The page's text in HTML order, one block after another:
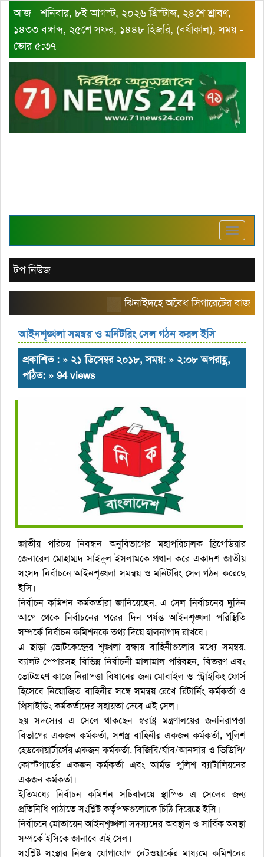
আজ - শনিবার, ৮ই আগস্ট, ২০২৬ খ্রিস্টাব্দ, ২৪শে শ্রাবণ,
১৪৩৩ বঙ্গাব্দ, ২৫শে সফর, ১৪৪৮ হিজরি, (বর্ষাকাল), সময় -
ভোর ৫:৩৭
Toggle
টপ নিউজ
ঝিনাইদহে অবৈধ সিগারেটের বাজার
আইনশৃঙ্খলা সমন্বয় ও মনিটরিং সেল গঠন করল ইসি
প্রকাশিত : » ২১ ডিসেম্বর ২০১৮, সময়: » ২:০৮ অপরাহ্ণ,
পঠিত: » 94 views
জাতীয় পরিচয় নিবন্ধন অনুবিভাগের মহাপরিচালক ব্রিগেডিয়ার
জেনারেল মোহাম্মদ সাইদুল ইসলামকে প্রধান করে একাদশ জাতীয়
সংসদ নির্বাচনে আইনশৃঙ্খলা সমন্বয় ও মনিটরিং সেল গঠন করেছে
ইসি।
নির্বাচন কমিশন কর্মকর্তারা জানিয়েছেন, এ সেল নির্বাচনের দুদিন
আগে থেকে নির্বাচনের পরের দিন পর্যন্ত আইনশৃঙ্খলা পরিস্থিতি
সম্পর্কে নির্বাচন কমিশনকে তথ্য দিয়ে হালনাগাদ রাখবে।
এ ছাড়া ভোটকেন্দ্রের শৃঙ্খলা রক্ষায় বাহিনীগুলোর মধ্যে সমন্বয়,
ব্যালট পেপারসহ বিভিন্ন নির্বাচনী মালামাল পরিবহন, বিতরণ এবং
ভোটগ্রহণ কাজে নিরাপত্তা বিধানের জন্য মোবাইল ও স্ট্রাইকিং ফোর্স
হিসেবে নিয়োজিত বাহিনীর সঙ্গে সমন্বয় রেখে রিটার্নিং কর্মকর্তা ও
প্রিসাইডিং কর্মকর্তাদের সহায়তা দেবে এই সেল।
ছয় সদস্যের এ সেলে থাকছেন স্বরাষ্ট্র মন্ত্রণালয়ের জননিরাপত্তা
বিভাগের একজন কর্মকর্তা, সশস্ত্র বাহিনীর একজন কর্মকর্তা, পুলিশ
হেডকোয়ার্টার্সের একজন কর্মকর্তা, বিজিবি/র্যাব/আনসার ও ভিডিপি/
কোস্টগার্ডের একজন কর্মকর্তা এবং আর্মড পুলিশ ব্যাটালিয়নের
একজন কর্মকর্তা।
ইতিমধ্যে নির্বাচন কমিশন সচিবালয়ে স্থাপিত এ সেলের জন্য
প্রতিনিধি পাঠাতে সংশ্লিষ্ট কর্তৃপক্ষগুলোকে চিঠি দিয়েছে ইসি।
নির্বাচনে মোতায়েন আইনশৃঙ্খলা সদস্যদের অবস্থান ও সার্বিক অবস্থা
সম্পর্কে ইসিকে জানাবে এই সেল।
সংশ্লিষ্ট সংস্থার নিজস্ব যোগাযোগ নেটওয়ার্কের মাধ্যমে কমিশনের